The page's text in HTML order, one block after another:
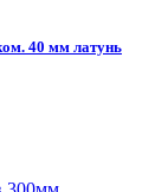
40 мм латунь